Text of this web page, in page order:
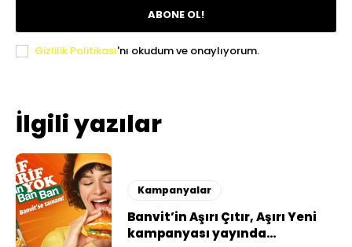
ABONE OL!
Gizlilik Politikası'nı okudum ve onaylıyorum.
İlgili yazılar
Kampanyalar
Banvit’in Aşırı Çıtır, Aşırı Yeni
kampanyası yayında…